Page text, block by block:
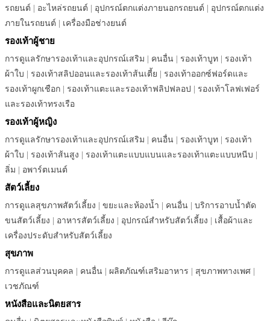
รถยนต์ | อะไหล่รถยนต์ | อุปกรณ์ตกแต่งภายนอกรถยนต์ | อุปกรณ์ตกแต่ง
ภายในรถยนต์ | เครื่องมือช่างยนต์
รองเท้าผู้ชาย
การดูแลรักษารองเท้าและอุปกรณ์เสริม | คนอื่น | รองเท้าบูท | รองเท้า
ผ้าใบ | รองเท้าสลิปออนและรองเท้าส้นเตี้ย | รองเท้าออกซ์ฟอร์ดและ
รองเท้าผูกเชือก | รองเท้าแตะและรองเท้าฟลิปฟลอป | รองเท้าโลฟเฟอร์
และรองเท้าทรงเรือ
รองเท้าผู้หญิง
การดูแลรักษารองเท้าและอุปกรณ์เสริม | คนอื่น | รองเท้าบูท | รองเท้า
ผ้าใบ | รองเท้าส้นสูง | รองเท้าแตะแบบแบนและรองเท้าแตะแบบหนีบ |
ลิ่ม | อพาร์ตเมนต์
สัตว์เลี้ยง
การดูแลสุขภาพสัตว์เลี้ยง | ขยะและห้องน้ำ | คนอื่น | บริการอาบน้ำตัด
ขนสัตว์เลี้ยง | อาหารสัตว์เลี้ยง | อุปกรณ์สำหรับสัตว์เลี้ยง | เสื้อผ้าและ
เครื่องประดับสำหรับสัตว์เลี้ยง
สุขภาพ
การดูแลส่วนบุคคล | คนอื่น | ผลิตภัณฑ์เสริมอาหาร | สุขภาพทางเพศ |
เวชภัณฑ์
หนังสือและนิตยสาร